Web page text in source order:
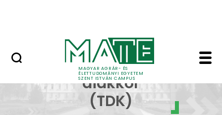
MAGYAR AGRÁR- ÉS
ÉLETTUDOMÁNYI EGYETEM
SZENT ISTVÁN CAMPUS
Tudományos diákkör
Tudományos
diákkör
(TDK)